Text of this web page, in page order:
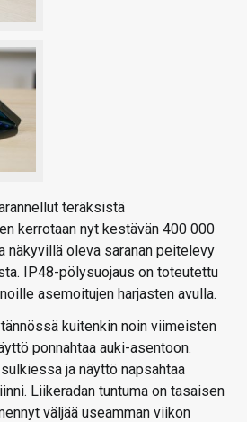
teräksistä
kerrotaan nyt kestävän 400 000
näkyvillä oleva saranan peitelevy
IP48-pölysuojaus on toteutettu
asemoitujen harjasten avulla.
kuitenkin noin viimeisten
ponnahtaa auki-asentoon.
ja näyttö napsahtaa
Liikeradan tuntuma on tasaisen
väljää useamman viikon